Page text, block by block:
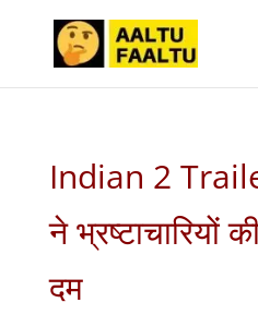
Indian 2
ने भ्रष्टाचारियों
दम